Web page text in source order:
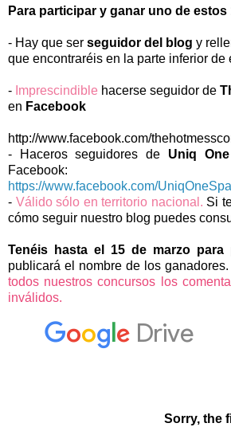
Para participar y ganar uno de estos
- Hay que ser seguidor del blog y
que encontraréis en la parte inferior de
- Imprescindible hacerse seguidor de
en Facebook
http://www.facebook.com/
- Haceros seguidores de Uniq One
Facebook:
https://www.facebook.com/
- Válido sólo en territorio nacional. Si
cómo seguir nuestro blog puedes
Tenéis hasta el 15 de marzo para
publicará el nombre de los ganadores.
todos nuestros concursos los
inválidos.